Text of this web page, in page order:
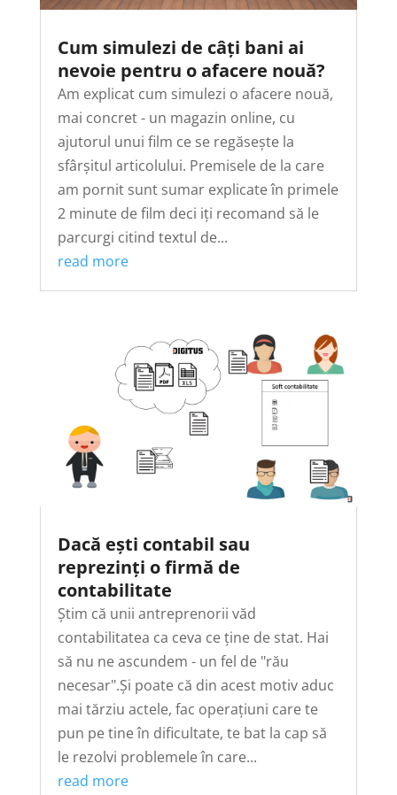
Cum simulezi de câți bani ai
nevoie pentru o afacere nouă?
Am explicat cum simulezi o afacere nouă,
mai concret - un magazin online, cu
ajutorul unui film ce se regăsește la
sfârșitul articolului. Premisele de la care
am pornit sunt sumar explicate în primele
2 minute de film deci iți recomand să le
parcurgi citind textul de...
read more
Dacă ești contabil sau
reprezinți o firmă de
contabilitate
Știm că unii antreprenorii văd
contabilitatea ca ceva ce ține de stat. Hai
să nu ne ascundem - un fel de "rău
necesar".Și poate că din acest motiv aduc
mai tărziu actele, fac operațiuni care te
pun pe tine în dificultate, te bat la cap să
le rezolvi problemele în care...
read more